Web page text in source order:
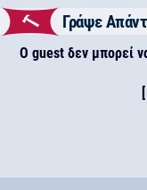
Γράψε
Ο guest δεν μπορεί
[